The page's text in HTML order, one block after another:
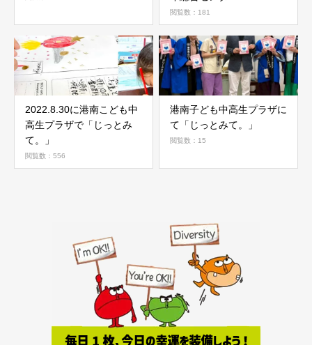
閲覧数：181
2022.8.30に港南こども中
高生プラザで「じっとみ
て。」
閲覧数：556
港南子ども中高生プラザに
て「じっとみて。」
閲覧数：15